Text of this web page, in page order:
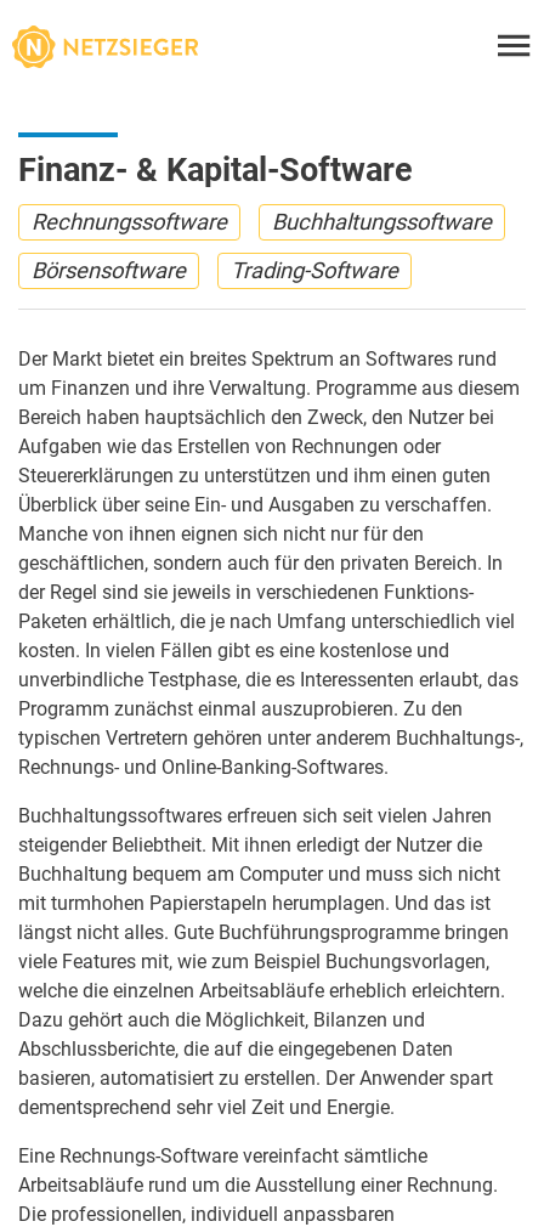
Finanz- & Kapital-Software
Rechnungssoftware
Buchhaltungssoftware
Börsensoftware
Trading-Software
Der Markt bietet ein breites Spektrum an Softwares rund
um Finanzen und ihre Verwaltung. Programme aus diesem
Bereich haben hauptsächlich den Zweck, den Nutzer bei
Aufgaben wie das Erstellen von Rechnungen oder
Steuererklärungen zu unterstützen und ihm einen guten
Überblick über seine Ein- und Ausgaben zu verschaffen.
Manche von ihnen eignen sich nicht nur für den
geschäftlichen, sondern auch für den privaten Bereich. In
der Regel sind sie jeweils in verschiedenen Funktions-
Paketen erhältlich, die je nach Umfang unterschiedlich viel
kosten. In vielen Fällen gibt es eine kostenlose und
unverbindliche Testphase, die es Interessenten erlaubt, das
Programm zunächst einmal auszuprobieren. Zu den
typischen Vertretern gehören unter anderem Buchhaltungs-,
Rechnungs- und Online-Banking-Softwares.
Buchhaltungssoftwares erfreuen sich seit vielen Jahren
steigender Beliebtheit. Mit ihnen erledigt der Nutzer die
Buchhaltung bequem am Computer und muss sich nicht
mit turmhohen Papierstapeln herumplagen. Und das ist
längst nicht alles. Gute Buchführungsprogramme bringen
viele Features mit, wie zum Beispiel Buchungsvorlagen,
welche die einzelnen Arbeitsabläufe erheblich erleichtern.
Dazu gehört auch die Möglichkeit, Bilanzen und
Abschlussberichte, die auf die eingegebenen Daten
basieren, automatisiert zu erstellen. Der Anwender spart
dementsprechend sehr viel Zeit und Energie.
Eine Rechnungs-Software vereinfacht sämtliche
Arbeitsabläufe rund um die Ausstellung einer Rechnung.
Die professionellen, individuell anpassbaren